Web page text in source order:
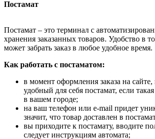
Постамат
Постамат – это терминал с
хранения заказанных товаров. Удобство в
может забрать заказ в любое удобное время.
Как работать с постаматом:
в момент оформления заказа на
удобный для себя постамат, если
в вашем городе;
на ваш телефон или e-mail придет
значит, что товар доставлен в
вы приходите к постамату, вводите
следует инструкциям автомата;